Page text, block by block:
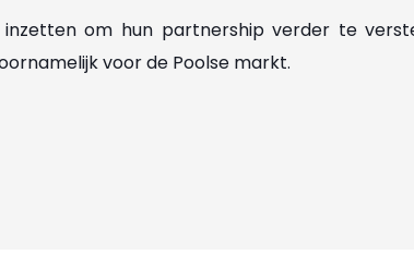
inzetten om hun partnership verder te
voor de Poolse markt.